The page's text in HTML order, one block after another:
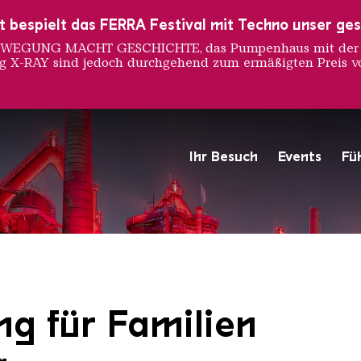
Ihr Besuch Events
Hochofengruppe in Rot
Copyright: Weltkulturerbe
für Familien
bespielt das FERRA Festival mit Techno unser
MACHT GESCHICHTE, das Pumpenhaus mit
RAY sind jedoch durchgehend zum ermäßigten Preis